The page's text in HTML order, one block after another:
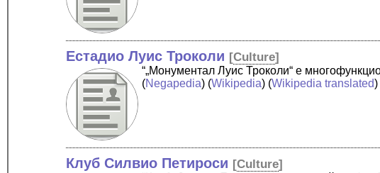
Естадио Луис Троколи [Culture]
“„Монументал Луис Троколи“ е
(Negapedia) (Wikipedia) (Wikipedia translated)
Клуб Силвио Петироси [Culture]